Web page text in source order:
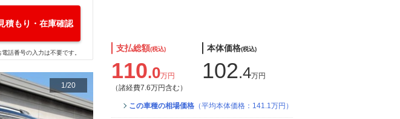
積もり・在庫確認
話番号の入力は不要です。
1/20
支払総額(税込)
110.0万円
（諸経費7.6万円含む）
本体価格(税込)
102.4万円
この車種の相場価格 （平均本体価格：141.1万円）